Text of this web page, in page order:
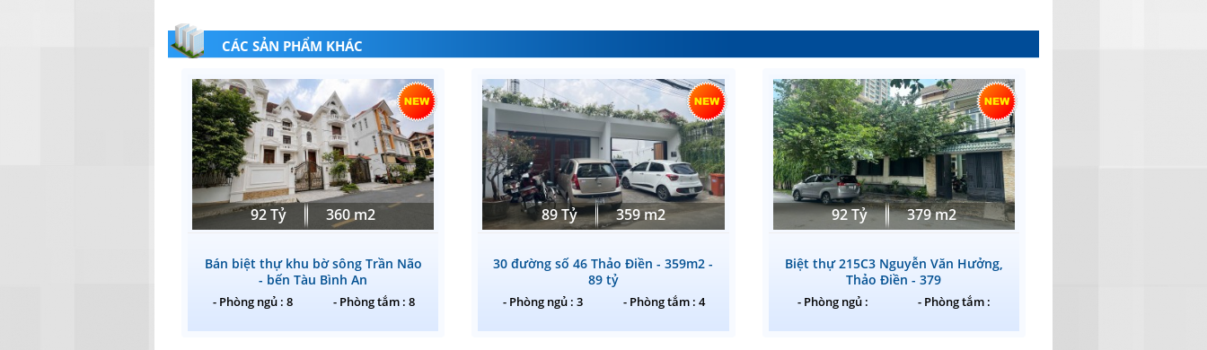
CÁC SẢN PHẨM KHÁC
92 Tỷ 360 m2
Bán biệt thự khu bờ sông Trần Não
- bến Tàu Bình An
- Phòng ngủ : 8 - Phòng tắm : 8
89 Tỷ 359 m2
30 đường số 46 Thảo Điền - 359m2 -
89 tỷ
- Phòng ngủ : 3 - Phòng tắm : 4
92 Tỷ 379 m2
Biệt thự 215C3 Nguyễn Văn Hưởng,
Thảo Điền - 379
- Phòng ngủ : - Phòng tắm :